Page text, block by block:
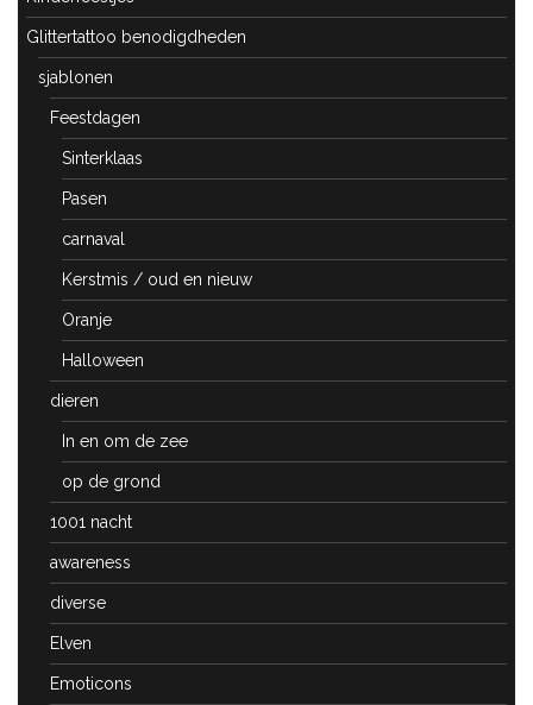
Glittertattoo benodigdheden
sjablonen
Feestdagen
Sinterklaas
Pasen
carnaval
Kerstmis / oud en nieuw
Oranje
Halloween
dieren
In en om de zee
op de grond
1001 nacht
awareness
diverse
Elven
Emoticons